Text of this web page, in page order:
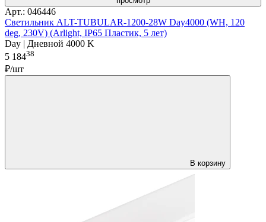
Арт.: 046446
Светильник ALT-TUBULAR-1200-28W Day4000 (WH, 120
deg, 230V) (Arlight, IP65 Пластик, 5 лет)
Day | Дневной 4000 K
5 18438
₽/шт
В корзину